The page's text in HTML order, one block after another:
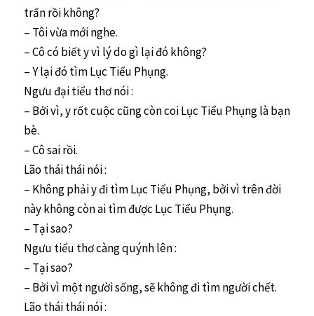
trấn rồi không?
– Tôi vừa mới nghe.
– Cô có biết y vì lý do gì lại đó không?
– Y lại đó tìm Lục Tiểu Phụng.
Ngưu đại tiểu thơ nói :
– Bởi vì, y rốt cuộc cũng còn coi Lục Tiểu Phụng là bạn
bè.
– Cô sai rồi.
Lão thái thái nói :
– Không phải y đi tìm Lục Tiểu Phụng, bởi vì trên đời
này không còn ai tìm được Lục Tiểu Phụng.
– Tại sao?
Ngưu tiểu thơ càng quýnh lên :
– Tại sao?
– Bởi vì một người sống, sẽ không đi tìm người chết.
Lão thái thái nói :